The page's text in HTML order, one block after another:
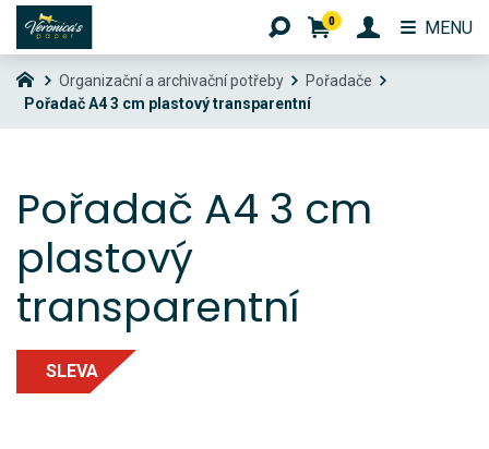
Organizační a archivační potřeby
Pořadače
Pořadač A4 3 cm plastový transparentní
Pořadač A4 3 cm
plastový
transparentní
SLEVA
0 MENU